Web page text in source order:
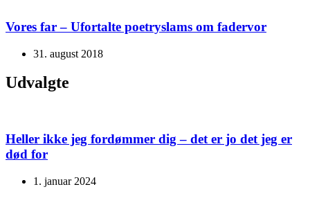
Vores far – Ufortalte poetryslams om fadervor
31. august 2018
Udvalgte
Heller ikke jeg fordømmer dig – det er jo det jeg er
død for
1. januar 2024